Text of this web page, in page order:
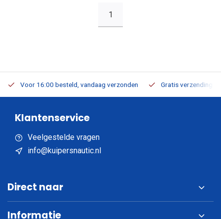
1
Voor 16:00 besteld, vandaag verzonden Gratis verzending
Klantenservice
Veelgestelde vragen
info@kuipersnautic.nl
Direct naar
Informatie